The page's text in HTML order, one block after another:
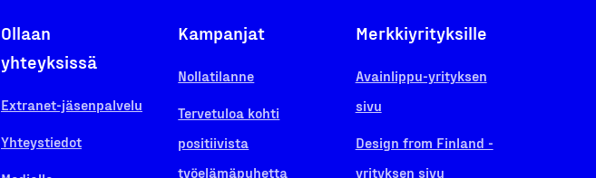
Ollaan
yhteyksissä
Extranet-jäsenpalvelu
Yhteystiedot
Kampanjat
Nollatilanne
Tervetuloa kohti
positiivista
työelämäpuhetta
Merkkiyrityksille
Avainlippu-yrityksen
sivu
Design from Finland -
yrityksen sivu